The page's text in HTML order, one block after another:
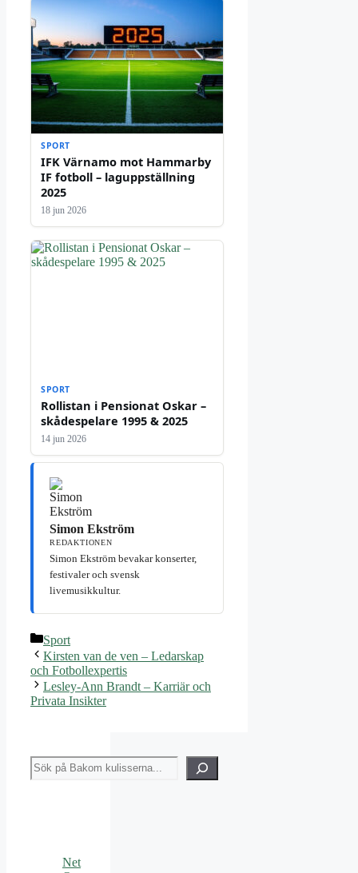
SPORT
IFK Värnamo mot Hammarby
IF fotboll – laguppställning
2025
18 jun 2026
SPORT
Rollistan i Pensionat Oskar –
skådespelare 1995 & 2025
14 jun 2026
Simon Ekström
REDAKTIONEN
Simon Ekström bevakar konserter,
festivaler och svensk
livemusikkultur.
Kategorier
Sport
Kirsten van de ven – Ledarskap
och Fotbollexpertis
Lesley-Ann Brandt – Karriär och
Privata Insikter
Sök
Net